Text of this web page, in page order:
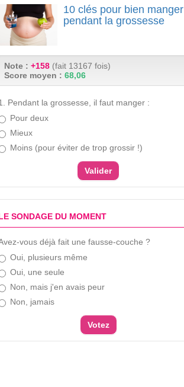
10 clés pour bien manger
pendant la grossesse
Note : +158 (fait 13167 fois)
Score moyen : 68,06
Pendant la grossesse, il faut manger :
Pour deux
Mieux
Moins (pour éviter de trop grossir !)
SONDAGE DU MOMENT
vous déjà fait une fausse-couche ?
Oui, plusieurs même
Oui, une seule
Non, mais j'en avais peur
Non, jamais